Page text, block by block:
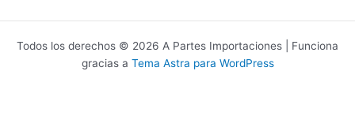
Todos los derechos © 2026 A Partes Importaciones | Funciona
gracias a Tema Astra para WordPress